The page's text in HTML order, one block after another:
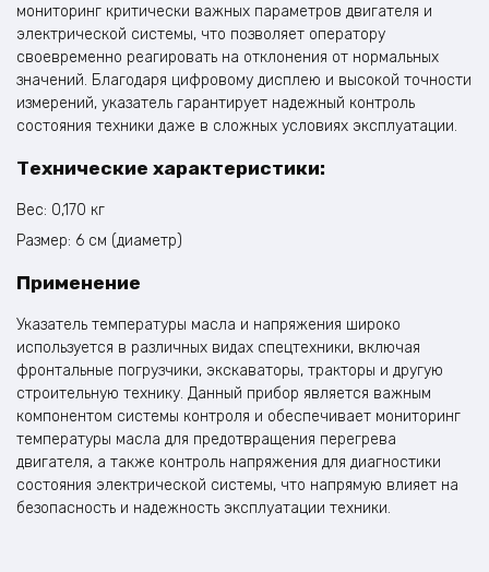
мониторинг критически важных параметров двигателя и
электрической системы, что позволяет оператору
своевременно реагировать на отклонения от нормальных
значений. Благодаря цифровому дисплею и высокой точности
измерений, указатель гарантирует надежный контроль
состояния техники даже в сложных условиях эксплуатации.
Технические характеристики:
Вес: 0,170 кг
Размер: 6 см (диаметр)
Применение
Указатель температуры масла и напряжения широко
используется в различных видах спецтехники, включая
фронтальные погрузчики, экскаваторы, тракторы и другую
строительную технику. Данный прибор является важным
компонентом системы контроля и обеспечивает мониторинг
температуры масла для предотвращения перегрева
двигателя, а также контроль напряжения для диагностики
состояния электрической системы, что напрямую влияет на
безопасность и надежность эксплуатации техники.